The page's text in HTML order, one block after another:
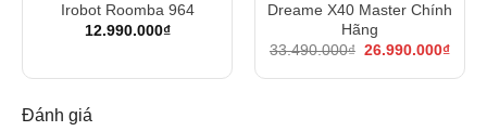
tránh làm ướt thảm gây sản sinh nấm mốc trong quá trình
Irobot Roomba 964
12.990.000₫
Dreame X40 Master Chính
Hãng
33.490.000₫ Giá
là:
26.990.000₫Giá
tại
Đánh giá